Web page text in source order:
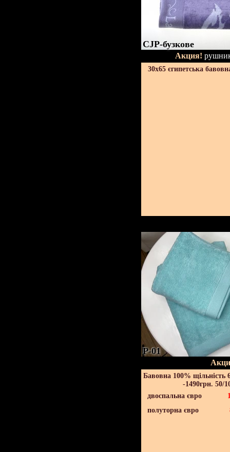
CJP-бузкове
Акция!
30х65 єгипетська
P-01
Бавовна 100% щільність
-1490грн. 50/
двоспальна євро
полуторна євро